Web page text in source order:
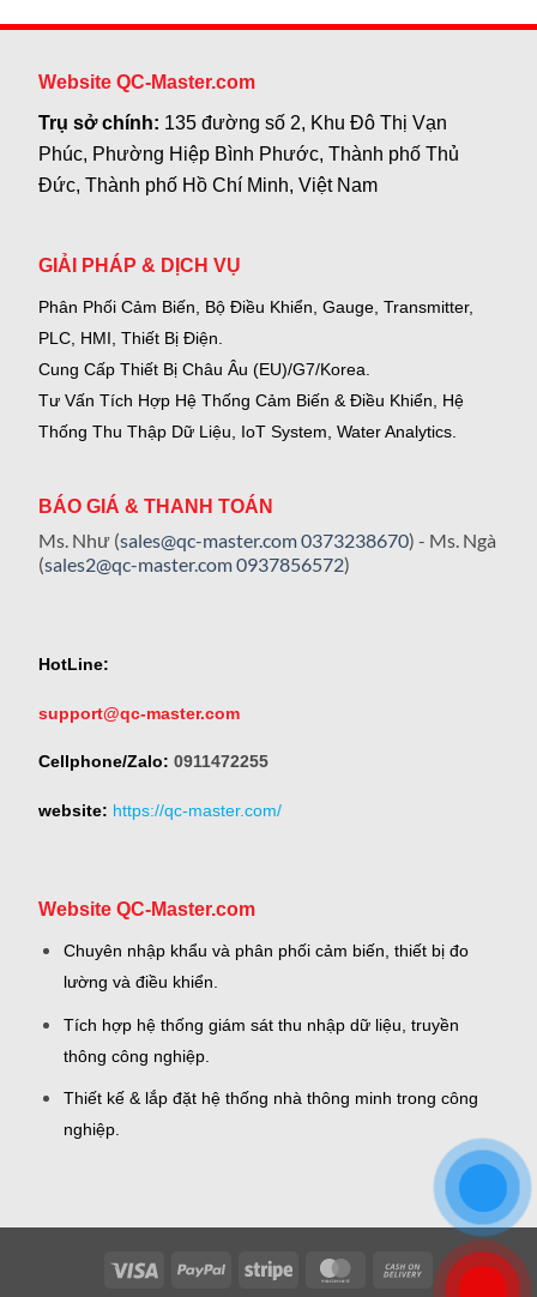
Website QC-Master.com
Trụ sở chính: 135 đường số 2, Khu Đô Thị Vạn
Phúc, Phường Hiệp Bình Phước, Thành phố Thủ
Đức, Thành phố Hồ Chí Minh, Việt Nam
GIẢI PHÁP & DỊCH VỤ
Phân Phối Cảm Biến, Bộ Điều Khiển, Gauge, Transmitter,
PLC, HMI, Thiết Bị Điện.
Cung Cấp Thiết Bị Châu Âu (EU)/G7/Korea.
Tư Vấn Tích Hợp Hệ Thống Cảm Biến & Điều Khiển, Hệ
Thống Thu Thập Dữ Liệu, IoT System, Water Analytics.
BÁO GIÁ & THANH TOÁN
Ms. Như (sales@qc-master.com0373238670) - Ms. Ngà
(sales2@qc-master.com0937856572)
HotLine:
support@qc-master.com
Cellphone/Zalo: 0911472255
website: https://qc-master.com/
Website QC-Master.com
Chuyên nhập khẩu và phân phối cảm biến, thiết bị đo
lường và điều khiển.
Tích hợp hệ thống giám sát thu nhập dữ liệu, truyền
thông công nghiệp.
Thiết kế & lắp đặt hệ thống nhà thông minh trong công
nghiệp.
Visa PayPal Stripe MasterCardCash